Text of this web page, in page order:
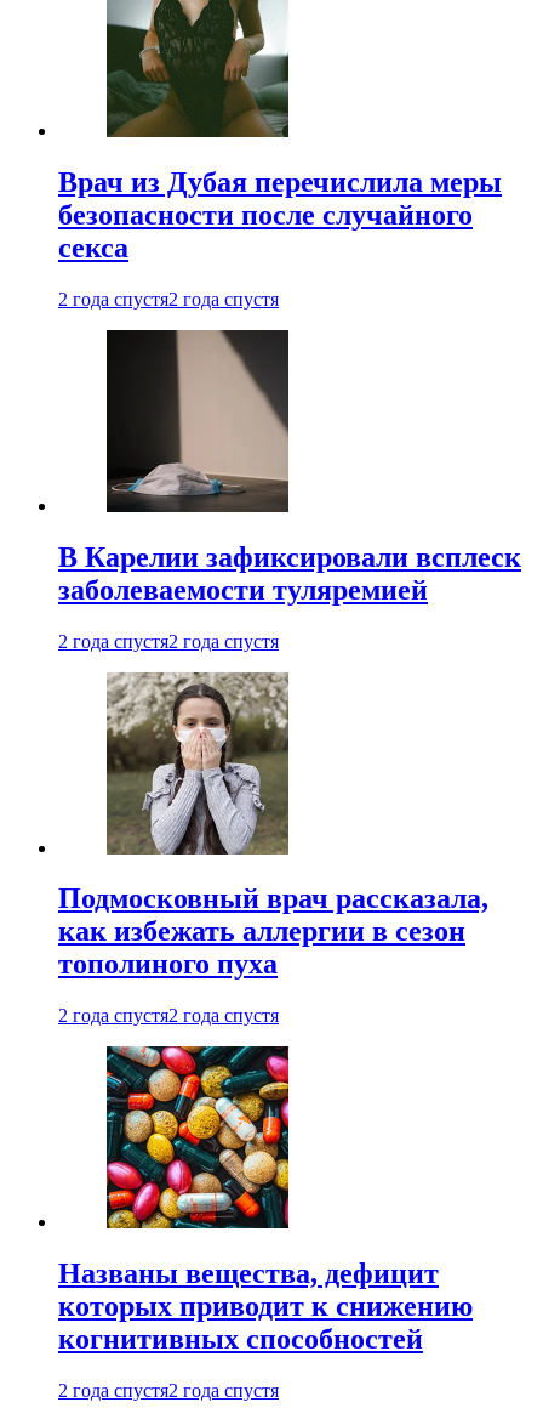
Врач из Дубая перечислила меры
безопасности после случайного
секса
2 года спустя2 года спустя
В Карелии зафиксировали всплеск
заболеваемости туляремией
2 года спустя2 года спустя
Подмосковный врач рассказала,
как избежать аллергии в сезон
тополиного пуха
2 года спустя2 года спустя
Названы вещества, дефицит
которых приводит к снижению
когнитивных способностей
2 года спустя2 года спустя